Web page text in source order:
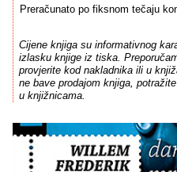
Preračunato po fiksnom tečaju
Cijene knjiga su informativnog
izlasku knjige iz tiska.
provjerite kod nakladnika ili u
ne bave prodajom knjiga,
u knjižnicama.